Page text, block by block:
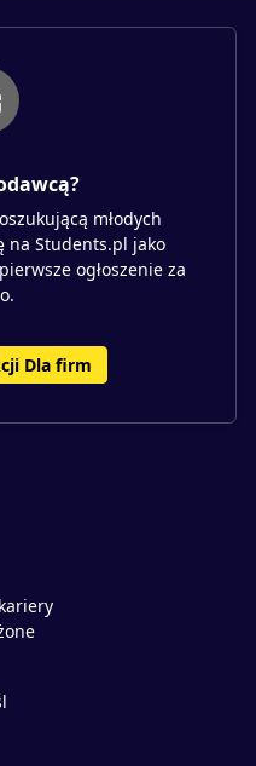
młodych
na Students.pl jako
ogłoszenie za
Dla firm